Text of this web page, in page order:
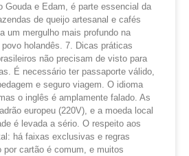
Gouda e Edam, é parte essencial da
de queijo artesanal e cafés
um mergulho mais profundo na
holandês. 7. Dicas práticas
não precisam de visto para
É necessário ter passaporte válido,
e seguro viagem. O idioma
o inglês é amplamente falado. As
europeu (220V), e a moeda local
é levada a sério. O respeito aos
há faixas exclusivas e regras
por cartão é comum, e muitos